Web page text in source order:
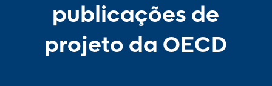
publicações de
projeto da OECD